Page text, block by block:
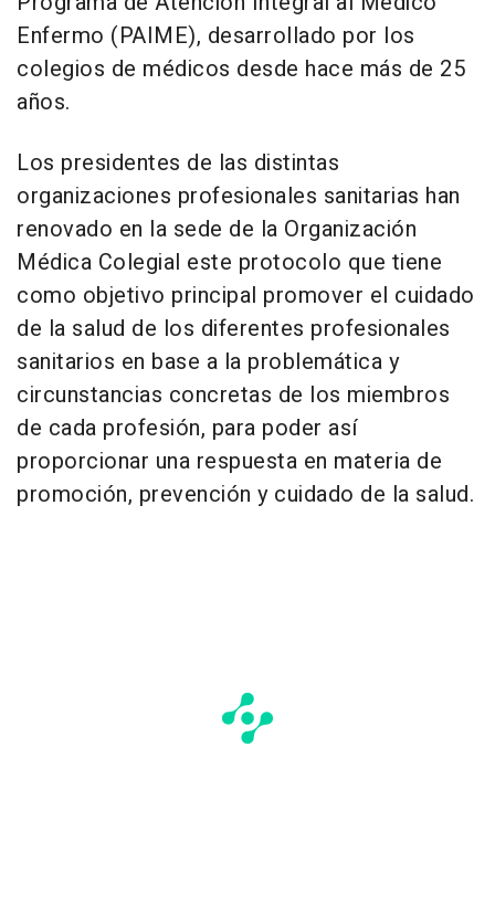
Enfermo (PAIME), desarrollado por los
colegios de médicos desde hace más de 25
años.
Los presidentes de las distintas
organizaciones profesionales sanitarias han
renovado en la sede de la Organización
Médica Colegial este protocolo que tiene
como objetivo principal promover el cuidado
de la salud de los diferentes profesionales
sanitarios en base a la problemática y
circunstancias concretas de los miembros
de cada profesión, para poder así
proporcionar una respuesta en materia de
promoción, prevención y cuidado de la salud.